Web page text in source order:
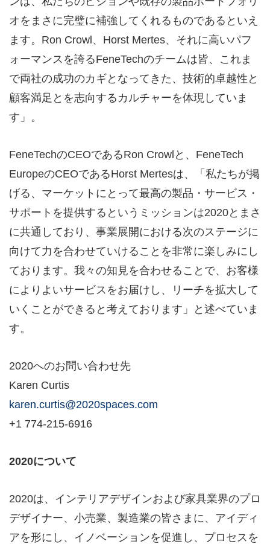
オをまさに完璧に補強してくれるものであるといえ
ます。Ron Crowl、Horst Mertes、それに高いパフ
ォーマンスを誇るFeneTechのチームは皆、これま
で両社の成功のカギとなってきた、技術的卓越性と
顧客満足とを志向するカルチャーを体現していま
す」。
FeneTechのCEOであるRon Crowlと、FeneTech
EuropeのCEOであるHorst Mertesは、「私たちが掲
げる、マーケットにとって最高の製品・サービス・
サポートを提供するというミッションは2020とまさ
に共通しており、事業展開における次のステージに
向けて力を合わせていけることを非常に楽しみにし
ております。我々の知見を合わせることで、お客様
によりよいサービスをお届けし、リーチを拡大して
いくことができると考えております」と述べていま
す。
2020へのお問い合わせ先
Karen Curtis
karen.curtis@2020spaces.com
+1 774-215-6916
2020について
2020は、インテリアデザインおよび家具業界のプロ
デザイナー、小売業、製造業の皆さまに、アイディ
アを形にし、イノベーションを促進し、プロセスを